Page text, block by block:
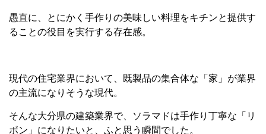
愚直に、とにかく手作りの美味しい料理をキチンと提供す
ることの役目を実行する存在感。
現代の住宅業界において、既製品の集合体な「家」が業界
の主流になりそうな現代。
そんな大分県の建築業界で、ソラマドは手作り丁寧な「リ
ボン」になりたいと、ふと思う瞬間でした。